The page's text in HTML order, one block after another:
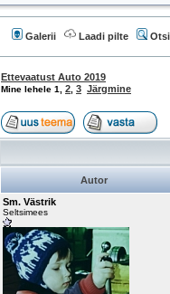
Galerii Laadi pilte Otsi
Ettevaatust Auto 2019
Mine lehele 1 2 3 Järgmine
Autor
Sm. Västrik
Seltsimees